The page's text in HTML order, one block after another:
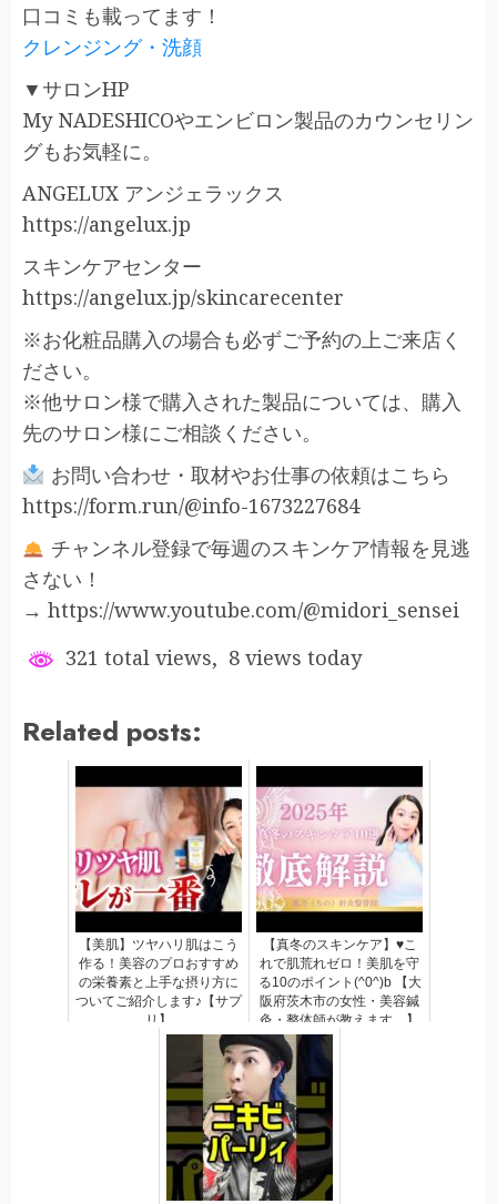
口コミも載ってます！
クレンジング・洗顔
▼サロンHP
My NADESHICOやエンビロン製品のカウンセリン
グもお気軽に。
ANGELUX アンジェラックス
https://angelux.jp
スキンケアセンター
https://angelux.jp/skincarecenter
※お化粧品購入の場合も必ずご予約の上ご来店く
ださい。
※他サロン様で購入された製品については、購入
先のサロン様にご相談ください。
お問い合わせ・取材やお仕事の依頼はこちら
https://form.run/@info-1673227684
チャンネル登録で毎週のスキンケア情報を見逃
さない！
→ https://www.youtube.com/@midori_sensei
321 total views, 8 views today
Related posts:
【美肌】ツヤハリ肌はこう
作る！美容のプロおすすめ
の栄養素と上手な摂り方に
ついてご紹介します♪【サプ
リ】
【真冬のスキンケア】♥こ
れで肌荒れゼロ！美肌を守
る10のポイント(^0^)b 【大
阪府茨木市の女性・美容鍼
灸・整体師が教えます。】